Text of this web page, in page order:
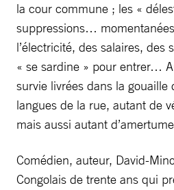
la cour commune ; les «
suppressions…
l’électricité, des salaires, des
« se sardine » pour entrer…
survie livrées dans la gouaille
langues de la rue, autant de
mais aussi autant
Comédien, auteur, David-
Congolais de trente ans qui